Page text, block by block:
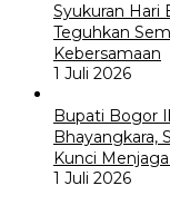
Syukuran Hari
Teguhkan
Kebersamaan
1 Juli 2026
Bupati Bogor
Bhayangkara,
Kunci
1 Juli 2026